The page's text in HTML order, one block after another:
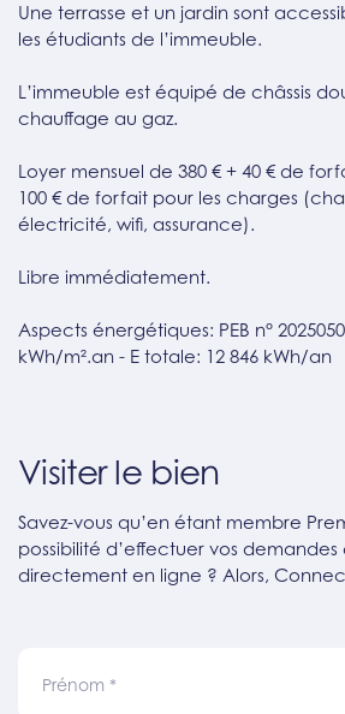
Une terrasse et un jardin sont
les étudiants de l’immeuble.
L’immeuble est équipé de châssis
chauffage au gaz.
Loyer mensuel de 380 € + 40 € de
100 € de forfait pour les charges
électricité, wifi, assurance).
Libre immédiatement.
Aspects énergétiques: PEB n°
kWh/m².an - E totale: 12 846 kWh/an
Visiter le bien
Savez-vous qu’en étant membre
possibilité d’effectuer vos demandes
directement en ligne ? Alors,
Prénom *